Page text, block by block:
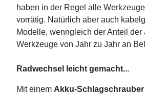
haben in der Regel alle
vorrätig. Natürlich aber auch
Modelle, wenngleich der Anteil der
Werkzeuge von Jahr zu Jahr an
Radwechsel leicht gemacht...
Mit einem Akku-Schlagschrauber